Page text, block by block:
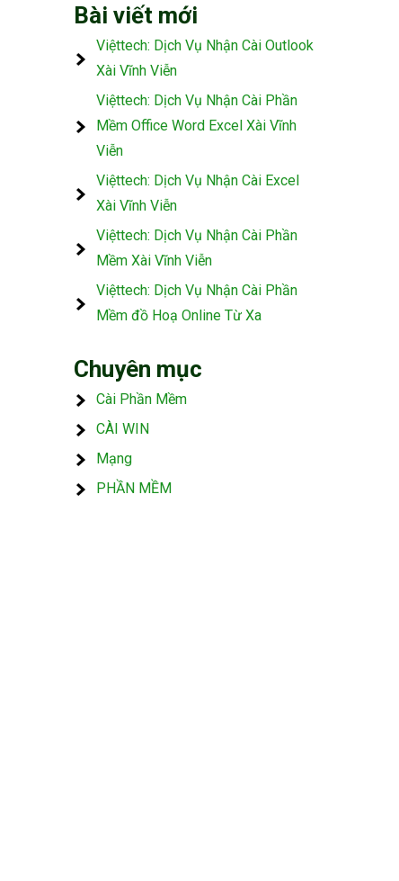
Bài viết mới
Việttech: Dịch Vụ Nhận Cài Outlook
Xài Vĩnh Viễn
Việttech: Dịch Vụ Nhận Cài Phần
Mềm Office Word Excel Xài Vĩnh
Viễn
Việttech: Dịch Vụ Nhận Cài Excel
Xài Vĩnh Viễn
Việttech: Dịch Vụ Nhận Cài Phần
Mềm Xài Vĩnh Viễn
Việttech: Dịch Vụ Nhận Cài Phần
Mềm đồ Hoạ Online Từ Xa
Chuyên mục
Cài Phần Mềm
CÀI WIN
Mạng
PHẦN MỀM